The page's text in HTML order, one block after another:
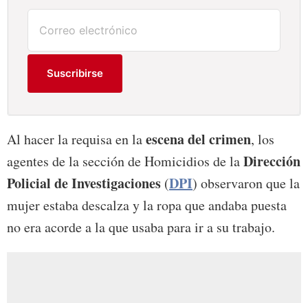
Suscribirse
Al hacer la requisa en laescena del crimen, los
agentes de la sección de Homicidios de laDirección
Policial de Investigaciones (DPI) observaron que la
mujer estaba descalza y la ropa que andaba puesta
no era acorde a la que usaba para ir a su trabajo.